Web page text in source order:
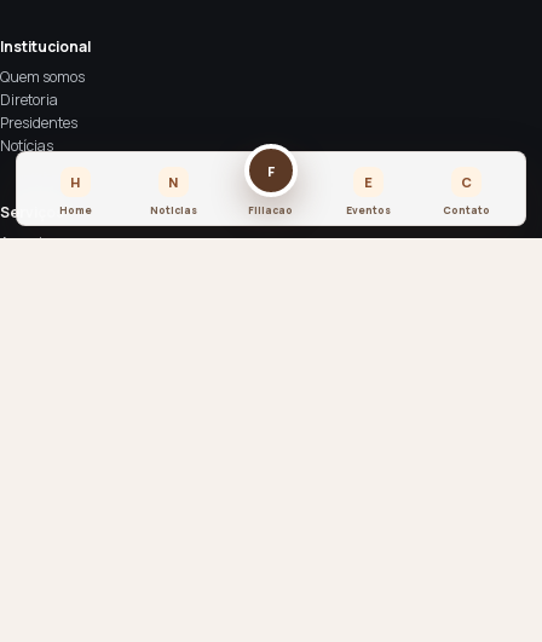
Institucional
Quem somos
Diretoria
Presidentes
Notícias
Serviços
Associe-se
H
Home
N
Noticias
F
Filiacao
E
Eventos
C
Contato